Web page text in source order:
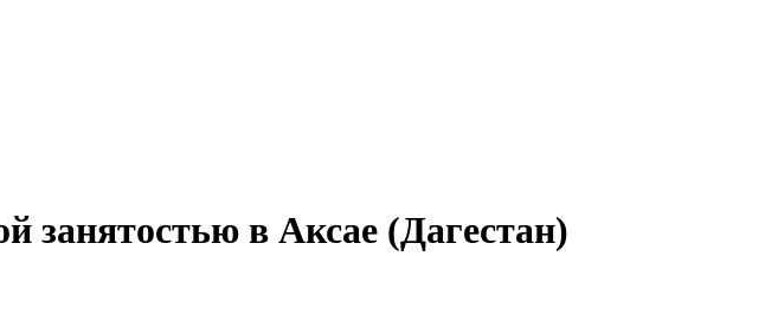
занятостью в Аксае (Дагестан)